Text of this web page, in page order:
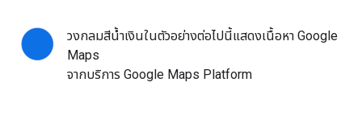
วงกลมสีน้ำเงินในตัวอย่างต่อไปนี้แสดงเนื้อหา Google
Maps
จากบริการ Google Maps Platform